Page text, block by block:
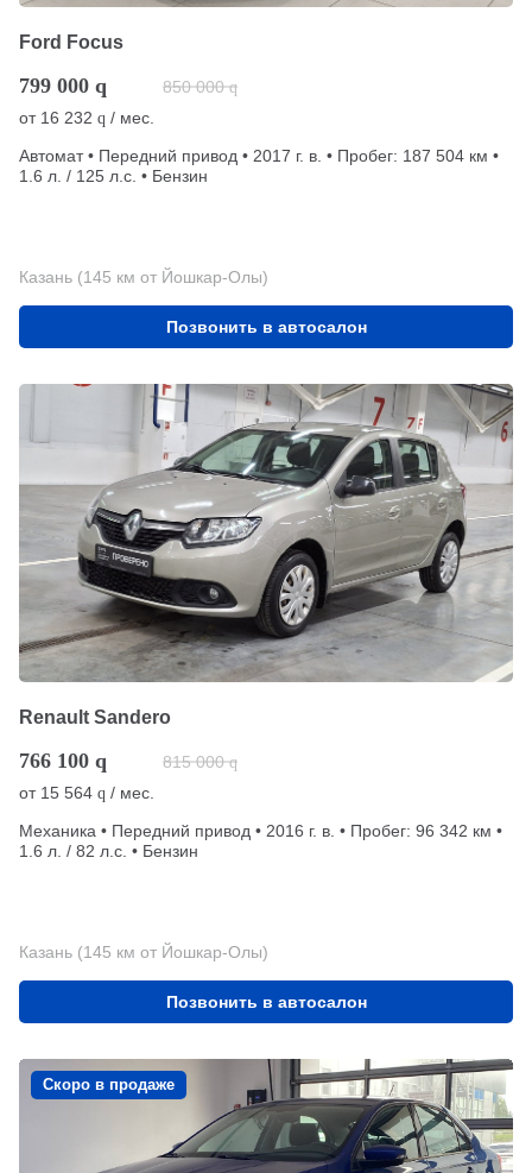
Ford Focus
799 000 q 850 000 q
от 16 232 q / мес.
Автомат • Передний привод • 2017 г. в. • Пробег: 187 504 км •
1.6 л. / 125 л.с. • Бензин
Казань (145 км от Йошкар-Олы)
Позвонить в автосалон
Renault Sandero
766 100 q 815 000 q
от 15 564 q / мес.
Механика • Передний привод • 2016 г. в. • Пробег: 96 342 км •
1.6 л. / 82 л.с. • Бензин
Казань (145 км от Йошкар-Олы)
Позвонить в автосалон
Скоро в продаже